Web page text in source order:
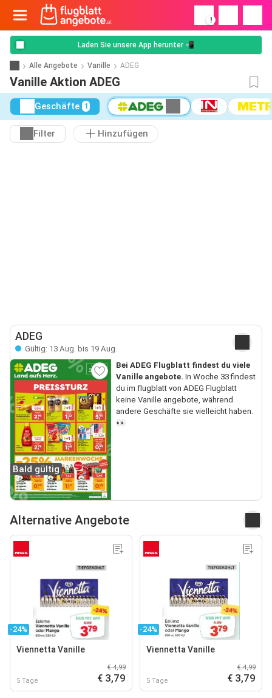
!
Laden Sie unsere App herunter 📲
Alle Angebote Vanille ADEG
Vanille Aktion ADEG
Geschäfte 1
Filter Hinzufügen
ADEG
Gültig: 13 Aug. bis 19 Aug.
Bald gültig
Bei ADEG Flugblatt findest du viele
Vanille angebote. In Woche 33 findest
du im flugblatt von ADEG Flugblatt
keine Vanille angebote, während
andere Geschäfte sie vielleicht haben.
👀
Alternative Angebote
-24%
Viennetta Vanille
5 Tage
€ 4,99
€ 3,79
-24%
Viennetta Vanille
5 Tage
€ 4,99
€ 3,79